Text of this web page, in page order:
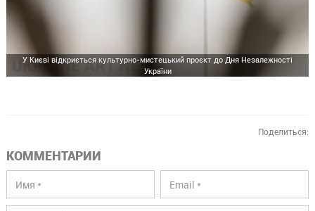
У Києві відкриється культурно-мистецький проєкт до Дня Незалежності
України
Поделиться:
КОММЕНТАРИИ